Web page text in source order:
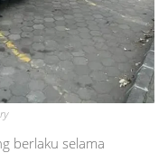
berlaku selama